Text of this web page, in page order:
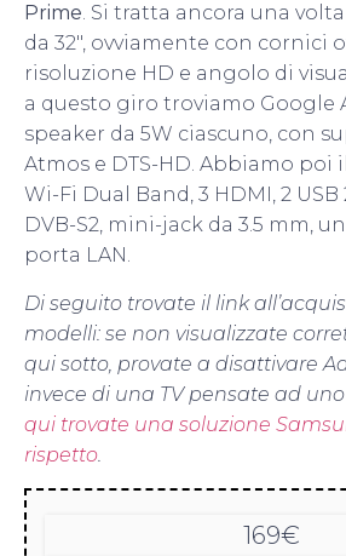
Prime. Si tratta ancora una
da 32″, ovviamente con cornici
risoluzione HD e angolo di
a questo giro troviamo Google
speaker da 5W ciascuno, con
Atmos e DTS-HD. Abbiamo poi
Wi-Fi Dual Band, 3 HDMI, 2 USB
DVB-S2, mini-jack da 3.5 mm,
porta LAN.
Di seguito trovate il link
modelli: se non visualizzate
qui sotto, provate a disattivare
invece di una TV pensate ad
qui trovate una soluzione
rispetto
169€